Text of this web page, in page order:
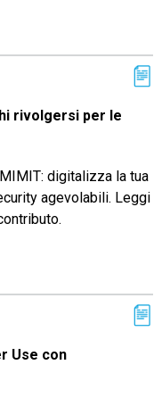
rivolgersi per le
digitalizza la tua
agevolabili. Leggi
Use con